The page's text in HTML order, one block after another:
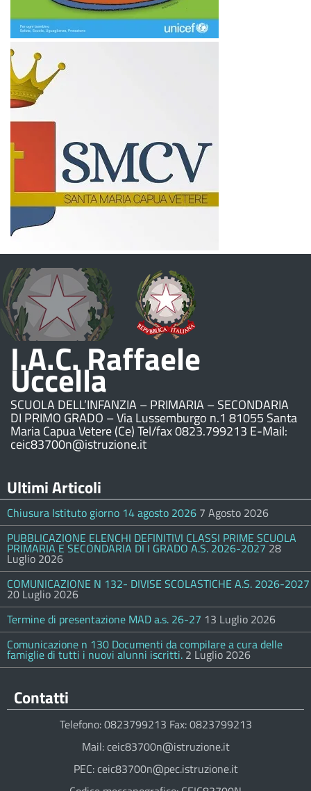
I.A.C. Raffaele
Uccella
SCUOLA DELL’INFANZIA – PRIMARIA – SECONDARIA
DI PRIMO GRADO – Via Lussemburgo n.1 81055 Santa
Maria Capua Vetere (Ce) Tel/fax 0823.799213 E-Mail:
ceic83700n@istruzione.it
Ultimi Articoli
Chiusura Istituto giorno 14 agosto 2026 7 Agosto 2026
PUBBLICAZIONE ELENCHI DEFINITIVI CLASSI PRIME SCUOLA
PRIMARIA E SECONDARIA DI I GRADO A.S. 2026-2027 28
Luglio 2026
COMUNICAZIONE N 132- DIVISE SCOLASTICHE A.S. 2026-2027
20 Luglio 2026
Termine di presentazione MAD a.s. 26-27 13 Luglio 2026
Comunicazione n 130 Documenti da compilare a cura delle
famiglie di tutti i nuovi alunni iscritti. 2 Luglio 2026
Contatti
Telefono: 0823799213 Fax: 0823799213
Mail: ceic83700n@istruzione.it
PEC: ceic83700n@pec.istruzione.it